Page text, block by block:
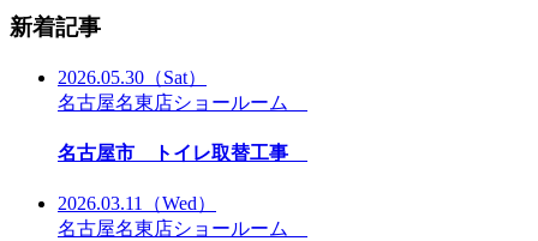
新着記事
2026.05.30 （Sat）
名古屋名東店ショールーム
名古屋市 トイレ取替工事
2026.03.11
（Wed）
名古屋名東店ショールーム